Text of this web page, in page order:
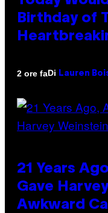
Birthday of
2 ore faDi Lauren
21 Years
Gave
Awkward